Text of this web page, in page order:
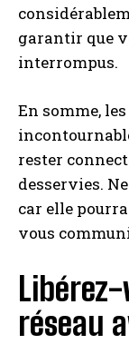
garantir que
interrompus.
En somme, les
rester
desservies.
car elle
vous
réseau